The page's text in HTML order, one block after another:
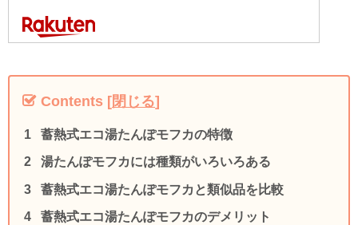
Contents [閉じる]
蓄熱式エコ湯たんぽモフカの特徴
湯たんぽモフカには種類がいろいろある
蓄熱式エコ湯たんぽモフカと類似品を比較
蓄熱式エコ湯たんぽモフカのデメリット